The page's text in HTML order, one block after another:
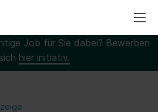
Job für Sie dabei? Bewerben
hier initiativ.